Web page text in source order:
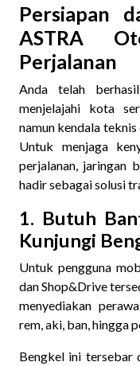
Persiapan
ASTRA
Perjalanan
Anda telah
menjelajahi kota
namun kendala
Untuk menjaga
perjalanan, jaringan
hadir sebagai solusi
1. Butuh
Kunjungi
Untuk pengguna
dan Shop&Drive
menyediakan
rem, aki, ban, hingga
Bengkel ini tersebar